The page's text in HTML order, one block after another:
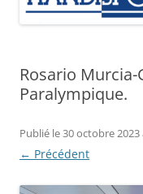
Rosario
Paralympique.
Publié le30 octobre 2023
← Précédent